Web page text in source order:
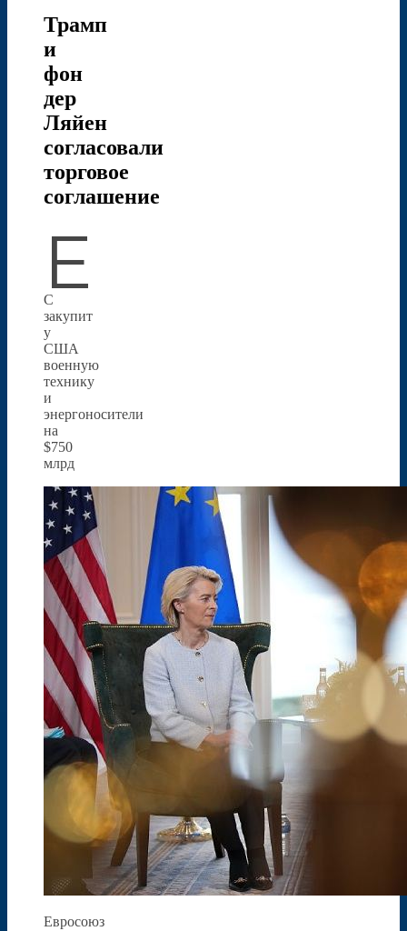
Трамп
и
фон
дер
Ляйен
согласовали
торговое
соглашение
Е
С
закупит
у
США
военную
технику
и
энергоносители
на
$750
млрд
Евросоюз